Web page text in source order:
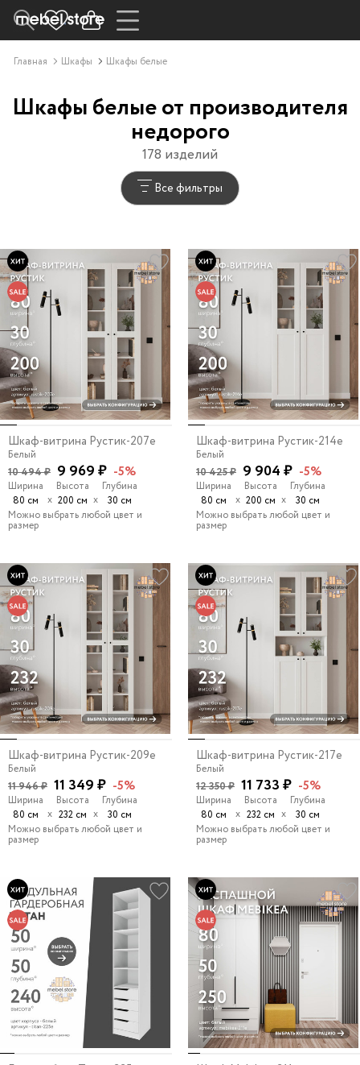
Главная Шкафы Шкафы белые
Шкафы белые от производителя
недорого
178 изделий
Все фильтры
Шкаф-витрина Рустик-207e
Белый
10 494 ₽ 9 969 ₽ -5%
Ширина
80 см
х
Высота
200 см х
Глубина
30 см
Можно выбрать любой цвет и
размер
Шкаф-витрина Рустик-214e
Белый
10 425 ₽ 9 904 ₽ -5%
Ширина
80 см
х
Высота
200 см х
Глубина
30 см
Можно выбрать любой цвет и
размер
Шкаф-витрина Рустик-209e
Белый
11 946 ₽ 11 349 ₽ -5%
Ширина
80 см
х
Высота
232 см х
Глубина
30 см
Можно выбрать любой цвет и
размер
Шкаф-витрина Рустик-217e
Белый
12 350 ₽ 11 733 ₽ -5%
Ширина
80 см
х
Высота
232 см х
Глубина
30 см
Можно выбрать любой цвет и
размер